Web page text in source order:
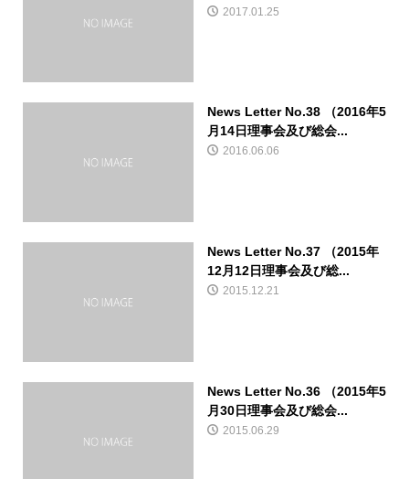
2017.01.25
News Letter No.38 （2016年5
月14日理事会及び総会...
2016.06.06
News Letter No.37 （2015年
12月12日理事会及び総...
2015.12.21
News Letter No.36 （2015年5
月30日理事会及び総会...
2015.06.29